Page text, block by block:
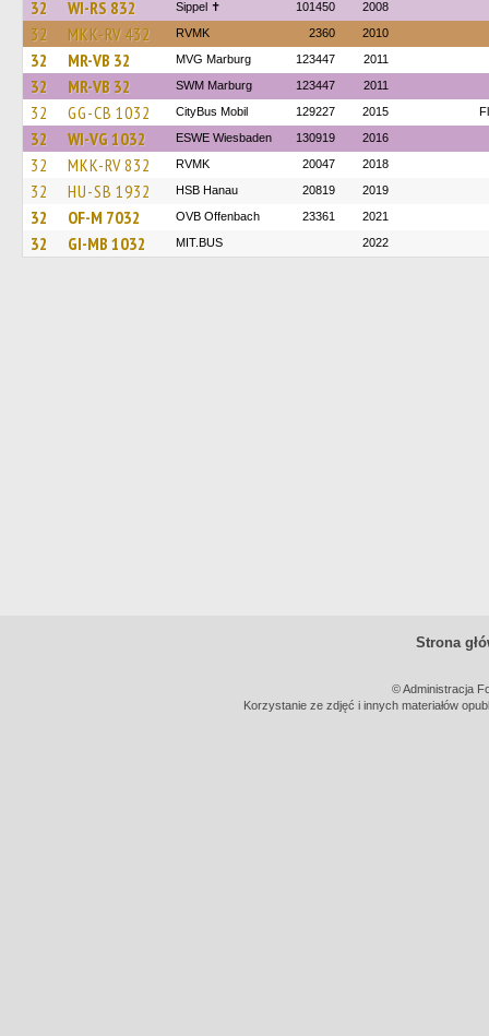
32 WI-RS 832 Sippel ✝︎ 101450 2008
32 MKK-RV 432 RVMK 2360 2010
32 MR-VB 32 MVG Marburg 123447 2011
32 MR-VB 32 SWM Marburg 123447 2011
32 GG-CB 1032 CityBus Mobil 129227 2015
32 WI-VG 1032 ESWE Wiesbaden 130919 2016
32 MKK-RV 832 RVMK 20047 2018
32 HU-SB 1932 HSB Hanau 20819 2019
32 OF-M 7032 OVB Offenbach 23361 2021
32 GI-MB 1032 MIT.BUS 2022
Strona
© Administracja
Korzystanie ze zdjęć i innych materiałów